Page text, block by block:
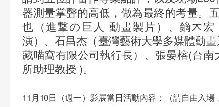
器測量掌聲的高低，做為最終的考量。
也（進撃の巨人 動畫製片）、鏑木
演）、石昌杰（臺灣藝術大學多媒體動
藏喵窩有限公司執行長）、張晏榕(台
所助理教授 )。
11月10日（週一）影展當日活動內容：（請自由入場